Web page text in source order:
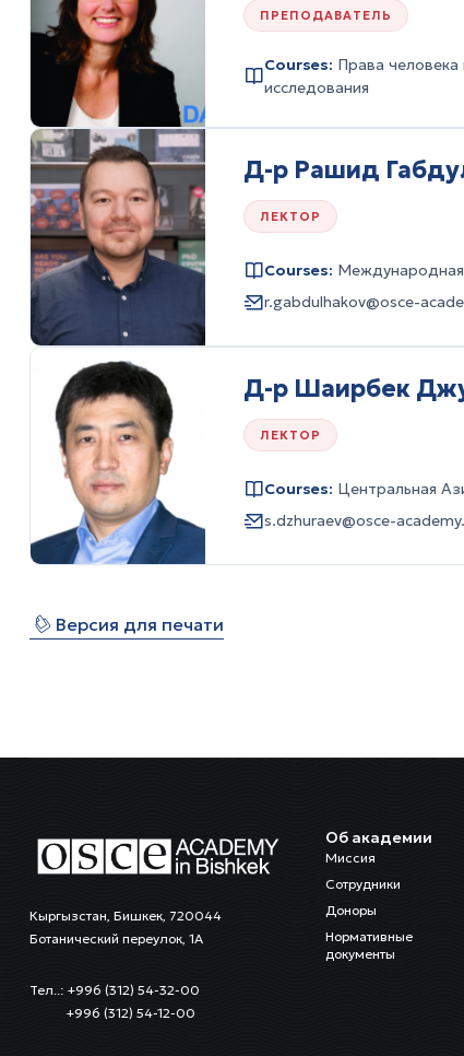
ПРЕПОДАВАТЕЛЬ
Courses: Права
исследования
Д-р Рашид
ЛЕКТОР
Courses: Международная
r.gabdulhakov@osce-
Д-р Шаирбек
ЛЕКТОР
Courses: Центральная
s.dzhuraev@osce-
⎙ Версия для печати
Кыргызстан, Бишкек, 720044
Ботанический переулок, 1А
Тел..: +996 (312) 54-32-00
+996 (312) 54-12-00
Об академии
Миссия
Сотрудники
Доноры
Нормативные
документы